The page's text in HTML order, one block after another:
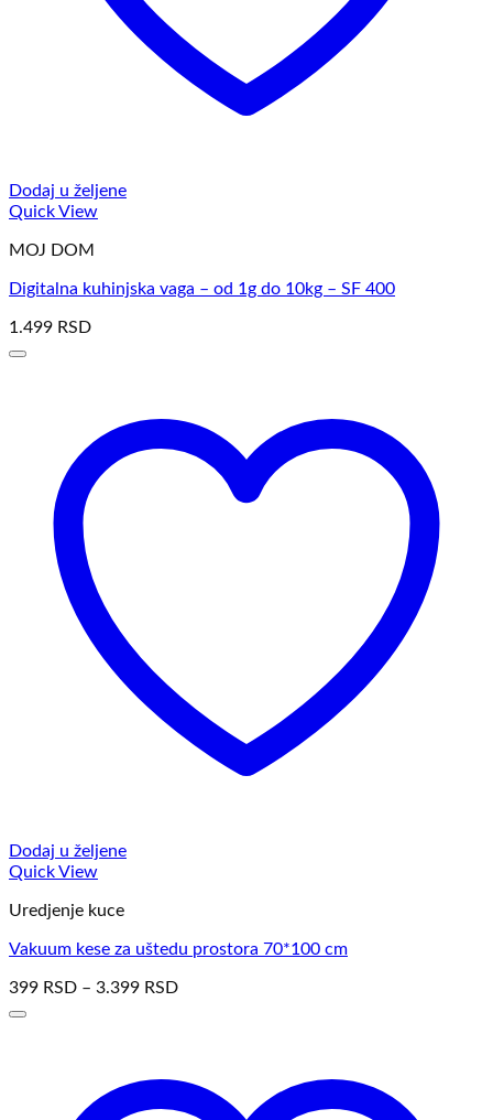
Dodaj u željene
Quick View
MOJ DOM
Digitalna kuhinjska vaga – od 1g do 10kg – SF 400
1.499 RSD
Dodaj u željene
Quick View
Uredjenje kuce
Vakuum kese za uštedu prostora 70*100 cm
399 RSD – 3.399 RSD